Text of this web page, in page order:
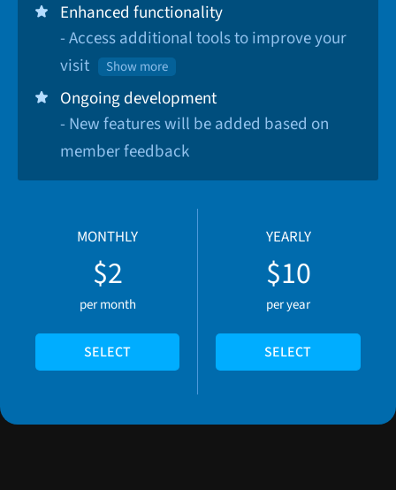
Enhanced functionality
- Access additional tools to improve your
visit
Show more
Ongoing development
- New features will be added based on
member feedback
MONTHLY
$2
per month
SELECT
YEARLY
$10
per year
SELECT